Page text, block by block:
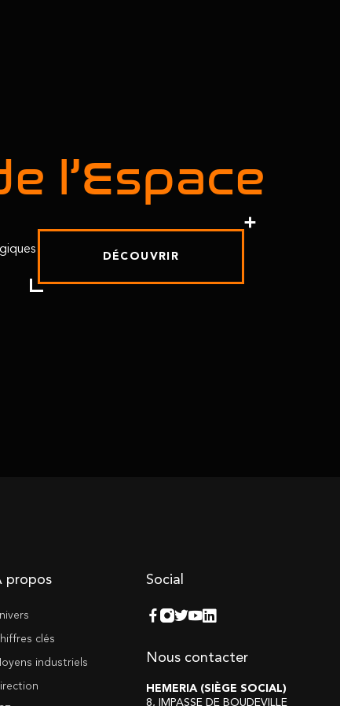
l’Espace
DÉCOUVRIR
propos
clés
industriels
Social
Nous contacter
HEMERIA (SIÈGE SOCIAL)
8, IMPASSE DE BOUDEVILLE